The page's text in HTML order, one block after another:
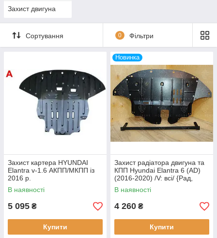
Захист двигуна
Сортування 0 Фільтри
Захист картера HYUNDAI
Elantra v-1.6 АКПП/МКПП із
2016 р.
В наявності
5 095 ₴
Купити
Новинка
Захист радіатора двигуна та
КПП Hyundai Elantra 6 (AD)
(2016-2020) /V: всі/ {Рад,
ДВС, КПП}
В наявності
4 260 ₴
Купити